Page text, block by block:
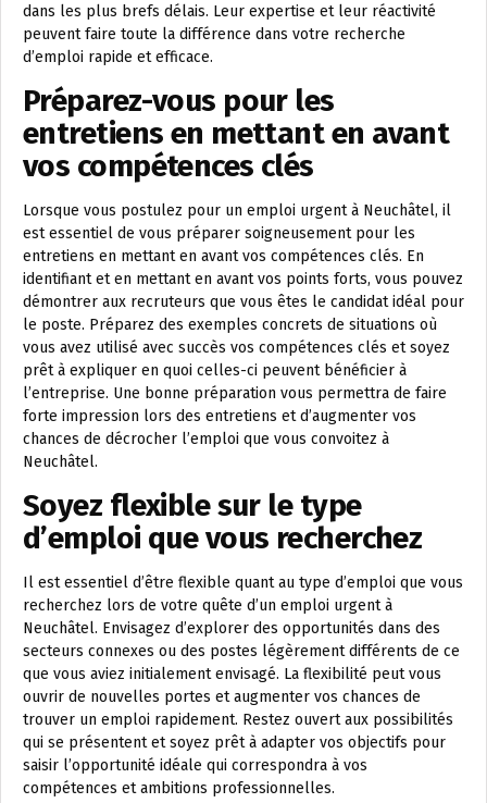
dans les plus brefs délais. Leur expertise et leur réactivité
peuvent faire toute la différence dans votre recherche
d’emploi rapide et efficace.
Préparez-vous pour les
entretiens en mettant en avant
vos compétences clés
Lorsque vous postulez pour un emploi urgent à Neuchâtel, il
est essentiel de vous préparer soigneusement pour les
entretiens en mettant en avant vos compétences clés. En
identifiant et en mettant en avant vos points forts, vous pouvez
démontrer aux recruteurs que vous êtes le candidat idéal pour
le poste. Préparez des exemples concrets de situations où
vous avez utilisé avec succès vos compétences clés et soyez
prêt à expliquer en quoi celles-ci peuvent bénéficier à
l’entreprise. Une bonne préparation vous permettra de faire
forte impression lors des entretiens et d’augmenter vos
chances de décrocher l’emploi que vous convoitez à
Neuchâtel.
Soyez flexible sur le type
d’emploi que vous recherchez
Il est essentiel d’être flexible quant au type d’emploi que vous
recherchez lors de votre quête d’un emploi urgent à
Neuchâtel. Envisagez d’explorer des opportunités dans des
secteurs connexes ou des postes légèrement différents de ce
que vous aviez initialement envisagé. La flexibilité peut vous
ouvrir de nouvelles portes et augmenter vos chances de
trouver un emploi rapidement. Restez ouvert aux possibilités
qui se présentent et soyez prêt à adapter vos objectifs pour
saisir l’opportunité idéale qui correspondra à vos
compétences et ambitions professionnelles.